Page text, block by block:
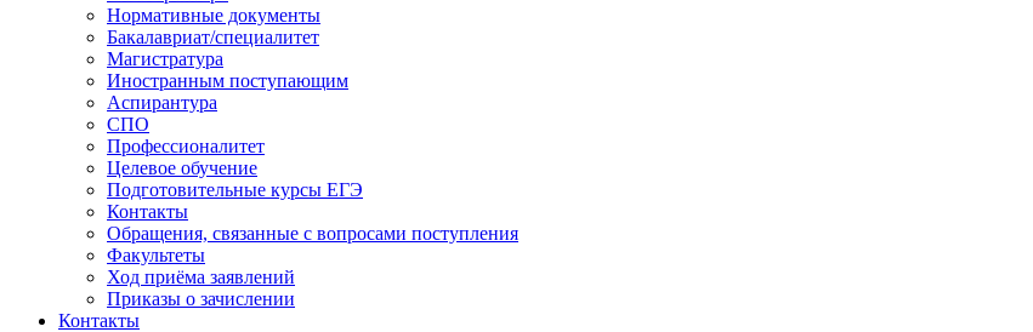
Нормативные документы
Бакалавриат/специалитет
Магистратура
Иностранным поступающим
Аспирантура
СПО
Профессионалитет
Целевое обучение
Подготовительные курсы ЕГЭ
Контакты
Обращения, связанные с вопросами поступления
Факультеты
Ход приёма заявлений
Приказы о зачислении
Контакты